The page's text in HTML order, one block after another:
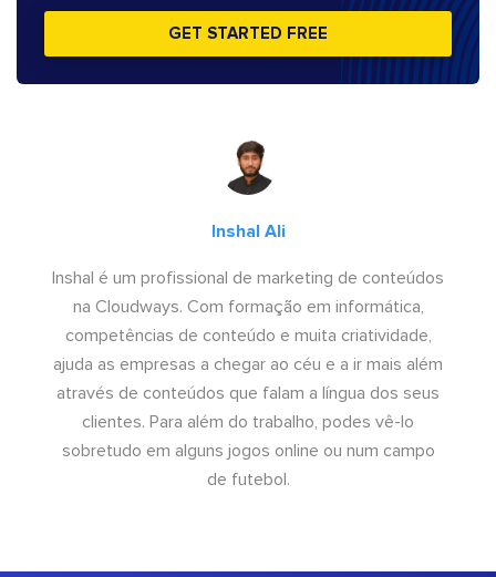
GET STARTED FREE
Inshal Ali
Inshal é um profissional de marketing de conteúdos
na Cloudways. Com formação em informática,
competências de conteúdo e muita criatividade,
ajuda as empresas a chegar ao céu e a ir mais além
através de conteúdos que falam a língua dos seus
clientes. Para além do trabalho, podes vê-lo
sobretudo em alguns jogos online ou num campo
de futebol.